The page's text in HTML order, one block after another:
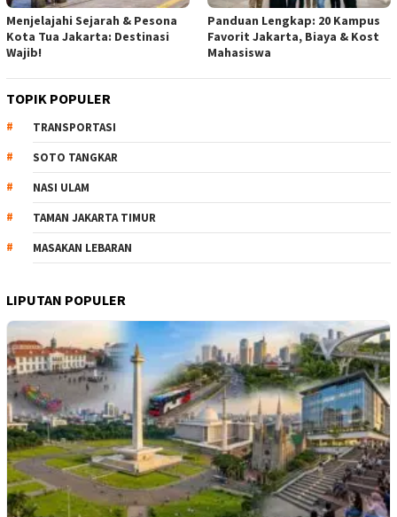
Menjelajahi Sejarah & Pesona
Kota Tua Jakarta: Destinasi
Wajib!
Panduan Lengkap: 20 Kampus
Favorit Jakarta, Biaya & Kost
Mahasiswa
TOPIK POPULER
TRANSPORTASI
SOTO TANGKAR
NASI ULAM
TAMAN JAKARTA TIMUR
MASAKAN LEBARAN
LIPUTAN POPULER